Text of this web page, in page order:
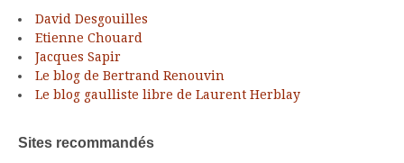
David Desgouilles
Etienne Chouard
Jacques Sapir
Le blog de Bertrand Renouvin
Le blog gaulliste libre de Laurent Herblay
Sites recommandés